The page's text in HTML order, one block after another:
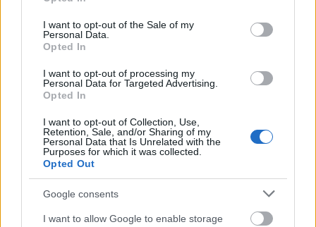
use your data for below specified purposes in below Google
consent section.
I want to opt-out of the Sale of my
Personal Data.
Opted In
I want to opt-out of processing my
Personal Data for Targeted Advertising.
Opted In
I want to opt-out of Collection, Use,
Retention, Sale, and/or Sharing of my
Personal Data that Is Unrelated with the
Purposes for which it was collected.
Opted Out
Google consents
I want to allow Google to enable storage
Belváros-Lipótváros
játszótér
Város-Teampannon Kereskedelmi és Szolgáltató Kft.
parkfelújítás